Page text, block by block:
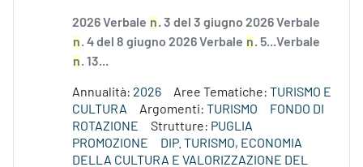
2026 Verbale n. 3 del 3 giugno 2026 Verbale
n. 4 del 8 giugno 2026 Verbale n. 5...Verbale
n. 13...
Annualità: 2026 Aree Tematiche: TURISMO E
CULTURA
Argomenti: TURISMO
FONDO DI
ROTAZIONE
Strutture: PUGLIA
PROMOZIONE
DIP. TURISMO, ECONOMIA
DELLA CULTURA E VALORIZZAZIONE DEL